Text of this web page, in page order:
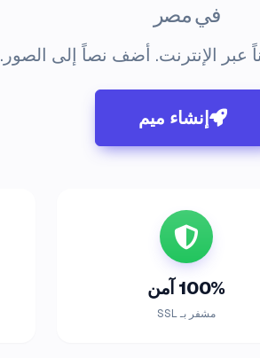
في مصر
عبر الإنترنت. أضف نصاً إلى الصور.
إنشاء ميم
100% آمن
مشفر بـ SSL